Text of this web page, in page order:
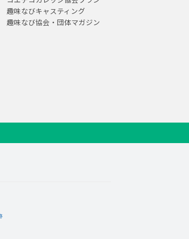
趣味なびキャスティング
趣味なび協会・団体マガジン